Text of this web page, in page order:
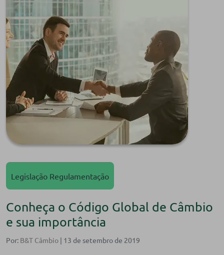
Legislação Regulamentação
Conheça o Código Global de Câmbio
e sua importância
Por: B&T Câmbio | 13 de setembro de 2019